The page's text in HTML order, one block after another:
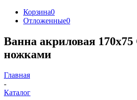
Корзина0
Отложенные0
Ванна акриловая
ножками
Главная
-
Каталог